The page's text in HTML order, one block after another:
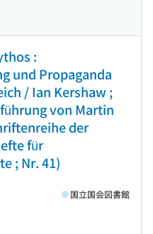
:
und Propaganda
/ Ian Kershaw ;
von Martin
der
für
; Nr. 41)
国立国会図書館